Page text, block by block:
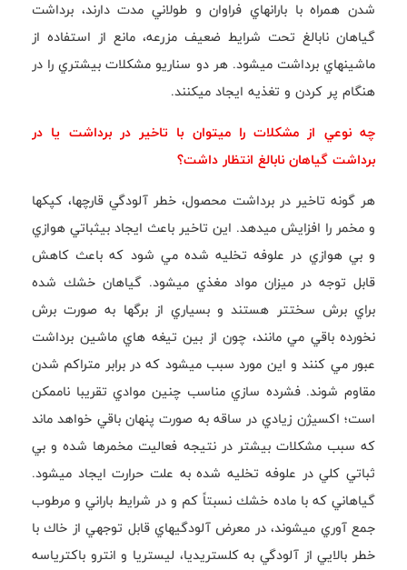
شدن همراه با بارانهاي فراوان و طولاني مدت دارند، برداشت
گياهان نابالغ تحت شرايط ضعيف مزرعه، مانع از استفاده از
ماشينهاي برداشت ميشود. هر دو سناريو مشكلات بيشتري را در
هنگام پر كردن و تغذيه ايجاد ميكنند.
چه نوعي از مشكلات را ميتوان با تاخير در برداشت يا در
برداشت گياهان نابالغ انتظار داشت؟
هر گونه تاخير در برداشت محصول، خطر آلودگي قارچها، كپكها
و مخمر را افزايش ميدهد. اين تاخير باعث ايجاد بيثباتي هوازي
و بي هوازي در علوفه تخليه شده مي شود كه باعث كاهش
قابل توجه در ميزان مواد مغذي ميشود. گياهان خشك شده
براي برش سختتر هستند و بسياري از برگها به صورت برش
نخورده باقي مي مانند، چون از بين تيغه هاي ماشين برداشت
عبور مي كنند و اين مورد سبب ميشود كه در برابر متراكم شدن
مقاوم شوند. فشرده سازي مناسب چنين موادي تقريبا ناممكن
است؛ اكسيژن زيادي در ساقه به صورت پنهان باقي خواهد ماند
كه سبب مشكلات بيشتر در نتيجه فعاليت مخمرها شده و بي
ثباتي كلي در علوفه تخليه شده به علت حرارت ايجاد ميشود.
گياهاني كه با ماده خشك نسبتاً كم و در شرايط باراني و مرطوب
جمع آوري ميشوند، در معرض آلودگيهاي قابل توجهي از خاك با
خطر بالايي از آلودگي به كلستريديا، ليستريا و انترو باكترياسه